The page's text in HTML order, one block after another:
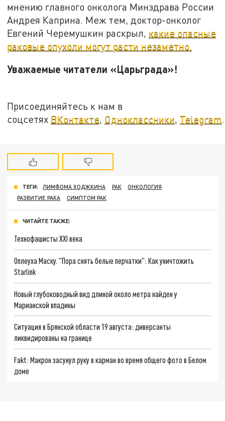
мнению главного онколога Минздрава России
Андрея Каприна. Меж тем, доктор-онколог
Евгений Черемушкин раскрыл, какие опасные
раковые опухоли могут расти незаметно.
Уважаемые читатели «Царьграда»!
Присоединяйтесь к нам в
соцсетях ВКонтакте, Одноклассники, Telegram.
ТЕГИ: ЛИМФОМА ХОДЖКИНА РАК
ОНКОЛОГИЯ
РАЗВИТИЕ РАКА
СИМПТОМ РАК
ЧИТАЙТЕ ТАКЖЕ:
Технофашисты XXI века
Оплеуха Маску. "Пора снять белые перчатки": Как уничтожить
Starlink
Новый глубоководный вид длиной около метра найден у
Марианской впадины
Ситуация в Брянской области 19 августа: диверсанты
ликвидированы на границе
Fakt: Макрон засунул руку в карман во время общего фото в Белом
доме